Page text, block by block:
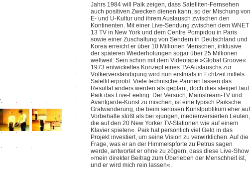
Jahrs 1984 will Paik zeigen, dass Satelliten-Fernsehen
auch positiven Zwecken dienen kann, so der Mischung von
E- und U-Kultur und ihrem Austausch zwischen den
Kontinenten. Mit einer Live-Sendung zwischen dem WNET
13 TV in New York und dem Centre Pompidou in Paris
sowie einer Zuschaltung von Sendern in Deutschland und
Korea erreicht er über 10 Millionen Menschen, inklusive
der späteren Wiederholungen sogar über 25 Millionen
weltweit. Sein schon mit dem Videotape »Global Groove«
1973 entwickeltes Konzept eines TV-Austauschs zur
Völkerverständigung wird nun erstmals in Echtzeit mittels
Satellit erprobt. Viele technische Pannen lassen das
Resultat anders werden als geplant, doch dies steigert laut
Paik das Live-Feeling. Der Versuch, Mainstream-TV und
Avantgarde-Kunst zu mischen, ist eine typisch Paiksche
Gratwanderung, die beim seriösen Kunstpublikum eher auf
Vorbehalte stößt als bei »jungen, medienversierten Leuten,
die auf den 20 New Yorker TV-Stationen wie auf einem
Klavier spielen«. Paik hat persönlich viel Geld in das
Projekt investiert, um seine Vision zu verwirklichen. Auf die
Frage, was er an der Himmelspforte zu Petrus sagen
werde, antwortet er ohne zu zögern, dass diese Live-Show
»mein direkter Beitrag zum Überleben der Menschheit ist,
und er wird mich rein lassen«.